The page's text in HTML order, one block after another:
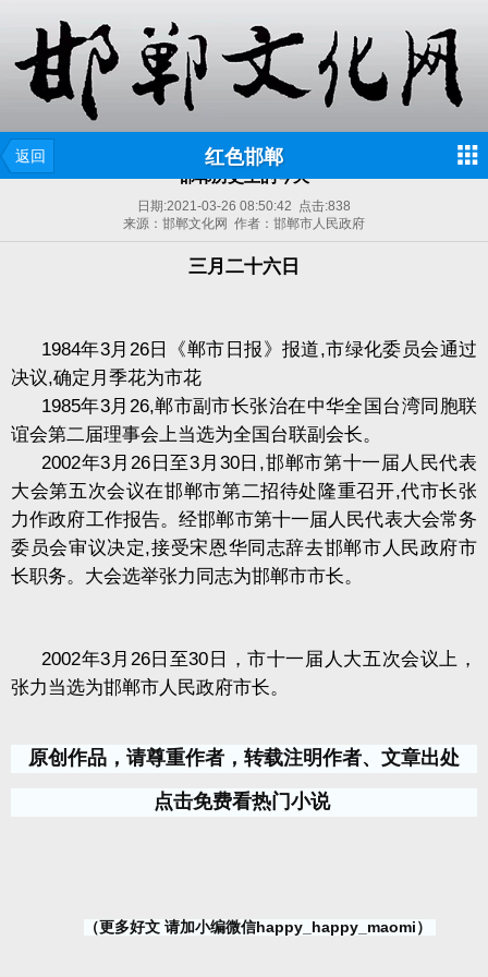
返回 红色邯郸
邯郸历史上的今天
日期:2021-03-26 08:50:42 点击:838
来源：邯郸文化网 作者：邯郸市人民政府
三月二十六日
1984年3月 26日《郸市日报》报道,市绿化委员会通过
决议,确定月季花为市花
1985年3月 26,郸市副市长张治在中华全国台湾同胞联
谊会第二届理事会上当选为全国台联副会长。
2002年3 月 26日至3 月 30日 ,邯郸市第十一届人民代表
大会第五次会议在邯郸市第二招待处隆重召开,代市长张
力作政府工作报告。经邯郸市第十一届人民代表大会常务
委员会审议决定,接受宋恩华同志辞去邯郸市人民政府市
长职务。大会选举张力同志为邯郸市市长。
2002年3 月 26日至30 日，市十一届人大五次会议上，
张力当选为邯郸市人民政府市长。
原创作品，请尊重作者，转载注明作者、文章出处
点击免费看热门小说
（更多好文 请加小编微信happy_happy_maomi）